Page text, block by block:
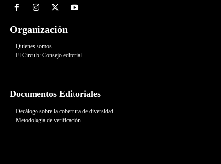
Organización
Quienes somos
El Círculo: Consejo editorial
Documentos Editoriales
Decálogo sobre la cobertura de diversidad
Metodología de verificación